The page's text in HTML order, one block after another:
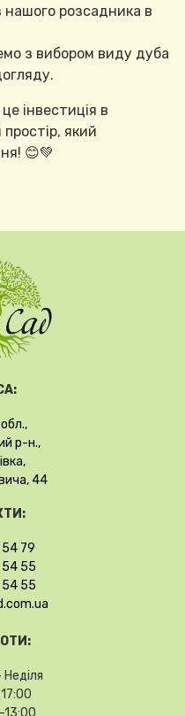
нашого розсадника в
з вибором виду дуба
це інвестиція в
який
😊💚
р-н.,
44
79
55
55
Неділя
13:00